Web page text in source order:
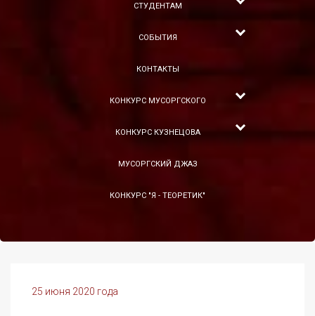
СТУДЕНТАМ
СОБЫТИЯ
КОНТАКТЫ
КОНКУРС МУСОРГСКОГО
КОНКУРС КУЗНЕЦОВА
МУСОРГСКИЙ ДЖАЗ
КОНКУРС "Я - ТЕОРЕТИК"
25 июня 2020 года